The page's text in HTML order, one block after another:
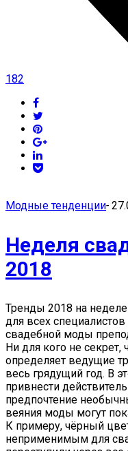
182
Модные тенденции-
Неделя
2018
Тренды 2018 на
для всех
свадебной моды
Ни для кого не секрет,
определяет ведущие
весь грядущий год. В
привнести
предпочтение
веяния моды могут
К примеру, чёрный
неприменимым для